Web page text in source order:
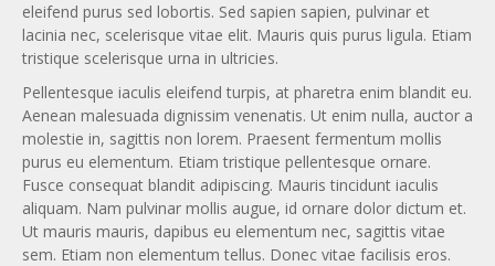
eleifend purus sed lobortis. Sed sapien sapien, pulvinar et
lacinia nec, scelerisque vitae elit. Mauris quis purus ligula. Etiam
tristique scelerisque urna in ultricies.
Pellentesque iaculis eleifend turpis, at pharetra enim blandit eu.
Aenean malesuada dignissim venenatis. Ut enim nulla, auctor a
molestie in, sagittis non lorem. Praesent fermentum mollis
purus eu elementum. Etiam tristique pellentesque ornare.
Fusce consequat blandit adipiscing. Mauris tincidunt iaculis
aliquam. Nam pulvinar mollis augue, id ornare dolor dictum et.
Ut mauris mauris, dapibus eu elementum nec, sagittis vitae
sem. Etiam non elementum tellus. Donec vitae facilisis eros.